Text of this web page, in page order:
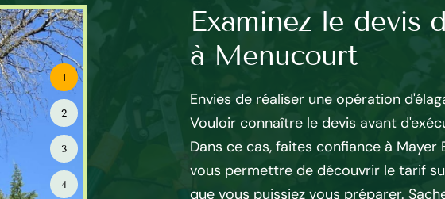
à
95 à Menucourt est
dans tout le 95180.
nous vous orienterons
vos besoins, votre
locale en matière
Examinez le devis
à Menucourt
Envies de réaliser une opération
Vouloir connaître le devis avant
Dans ce cas, faites confiance à Mayer
vous permettre de découvrir le tarif
que vous puissiez vous préparer.
1
2
3
4